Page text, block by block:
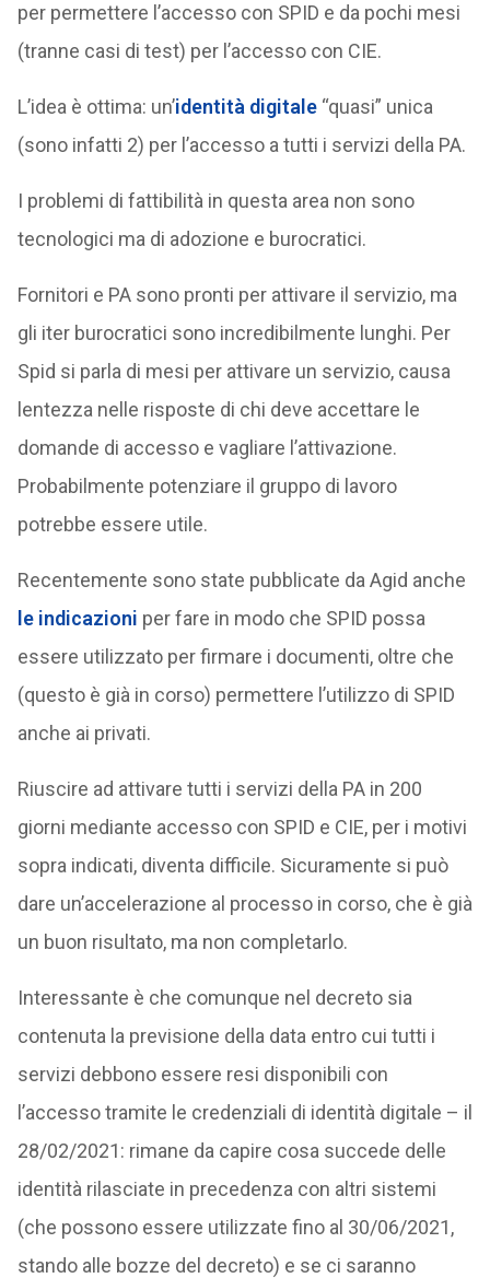
per permettere l’accesso con SPID e da pochi mesi
(tranne casi di test) per l’accesso con CIE.
L’idea è ottima: un’identità digitale“quasi” unica
(sono infatti 2) per l’accesso a tutti i servizi della PA.
I problemi di fattibilità in questa area non sono
tecnologici ma di adozione e burocratici.
Fornitori e PA sono pronti per attivare il servizio, ma
gli iter burocratici sono incredibilmente lunghi. Per
Spid si parla di mesi per attivare un servizio, causa
lentezza nelle risposte di chi deve accettare le
domande di accesso e vagliare l’attivazione.
Probabilmente potenziare il gruppo di lavoro
potrebbe essere utile.
Recentemente sono state pubblicate da Agid anche
le indicazioni per fare in modo che SPID possa
essere utilizzato per firmare i documenti, oltre che
(questo è già in corso) permettere l’utilizzo di SPID
anche ai privati.
Riuscire ad attivare tutti i servizi della PA in 200
giorni mediante accesso con SPID e CIE, per i motivi
sopra indicati, diventa difficile. Sicuramente si può
dare un’accelerazione al processo in corso, che è già
un buon risultato, ma non completarlo.
Interessante è che comunque nel decreto sia
contenuta la previsione della data entro cui tutti i
servizi debbono essere resi disponibili con
l’accesso tramite le credenziali di identità digitale – il
28/02/2021: rimane da capire cosa succede delle
identità rilasciate in precedenza con altri sistemi
(che possono essere utilizzate fino al 30/06/2021,
stando alle bozze del decreto) e se ci saranno